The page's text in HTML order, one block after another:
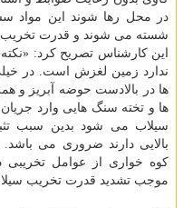
در محل رها شوند این مواد
شسته می شوند و قدرت تخریب
این کارشناس تصریح کرد:
ندارد زمین لغزش است. در
ها در بالادست حوضه آبریز و
ها و تخته سنگ هایی وارد
سیلاب می شود بدین سبب
بالایی دارند ضروری می باشد.
کوه خواری از عوامل تخریبی
موجب تشدید قدرت تخریب